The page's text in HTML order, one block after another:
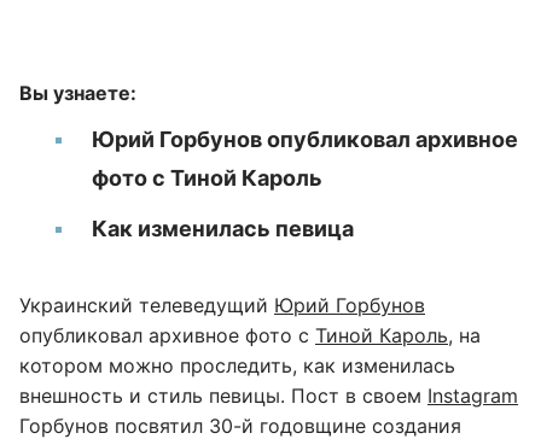
Вы узнаете:
Юрий Горбунов опубликовал архивное
фото с Тиной Кароль
Как изменилась певица
Украинский телеведущий Юрий Горбунов
опубликовал архивное фото с Тиной Кароль, на
котором можно проследить, как изменилась
внешность и стиль певицы. Пост в своем Instagram
Горбунов посвятил 30-й годовщине создания